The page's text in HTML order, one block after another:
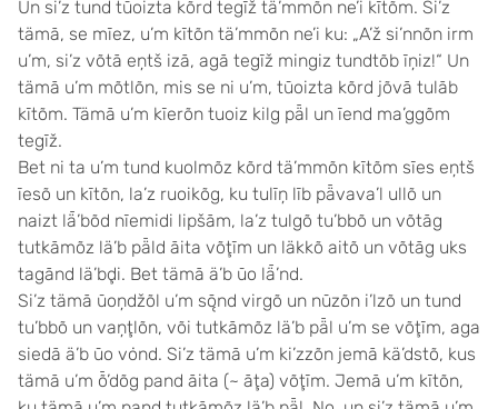
Un si’z tund tūoizta kõrd tegīž tä’mmõn ne’i kītõm. Si’z
tämā, se mīez, u’m kītõn tä’mmõn ne’i ku: „A’ž si’nnõn irm
u’m, si’z võtā eņtš izā, agā tegīž mingiz tundtõb īņiz!“ Un
tämā u’m mõtlõn, mis se ni u’m, tūoizta kõrd jõvā tulāb
kītõm. Tämā u’m kīerõn tuoiz kilg pǟl un īend ma’ggõm
tegīž.
Bet ni ta u’m tund kuolmõz kõrd tä’mmõn kītõm sīes eņtš
īesõ un kītõn, la’z ruoikõg, ku tulīņ līb pǟvava’l ullõ un
naizt lǟ’bõd nīemidi lipšām, la’z tulgõ tu’bbõ un võtāg
tutkāmõz lä’b pǟld āita võţīm un läkkõ aitõ un võtāg uks
tagānd lä’bḑi. Bet tämā ä’b ūo lǟ’nd.
Si’z tämā ūoņdžõl u’m sǭnd virgõ un nūzõn i’lzõ un tund
tu’bbõ un vaņţlõn, või tutkāmõz lä’b pǟl u’m se võţīm, aga
siedā ä’b ūo vȯnd. Si’z tämā u’m ki’zzõn jemā kä’dstõ, kus
tämā u’m ȭ’dõg pand āita (~ āţa) võţīm. Jemā u’m kītõn,